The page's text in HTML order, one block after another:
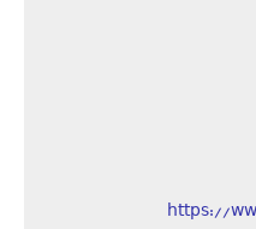
https://